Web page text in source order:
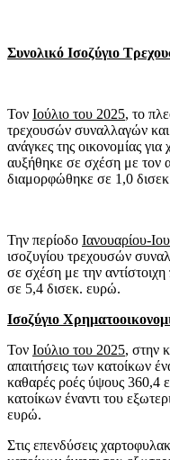
Συνολικό Ισοζύγιο
Τον Ιούλιο του 2025, το
τρεχουσών συναλλαγών και
ανάγκες της οικονομίας
αυξήθηκε σε σχέση με τον
διαμορφώθηκε σε 1,0
Την περίοδο Ιανουαρίου-
ισοζυγίου τρεχουσών
σε σχέση με την
σε 5,4 δισεκ. ευρώ.
Ισοζύγιο
Τον Ιούλιο του 2025, στην
απαιτήσεις των κατοίκων
καθαρές ροές ύψους 360,4
κατοίκων έναντι του
ευρώ.
Στις επενδύσεις